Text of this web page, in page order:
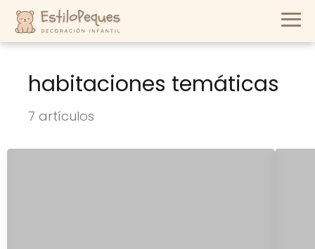
habitaciones temáticas
7 artículos